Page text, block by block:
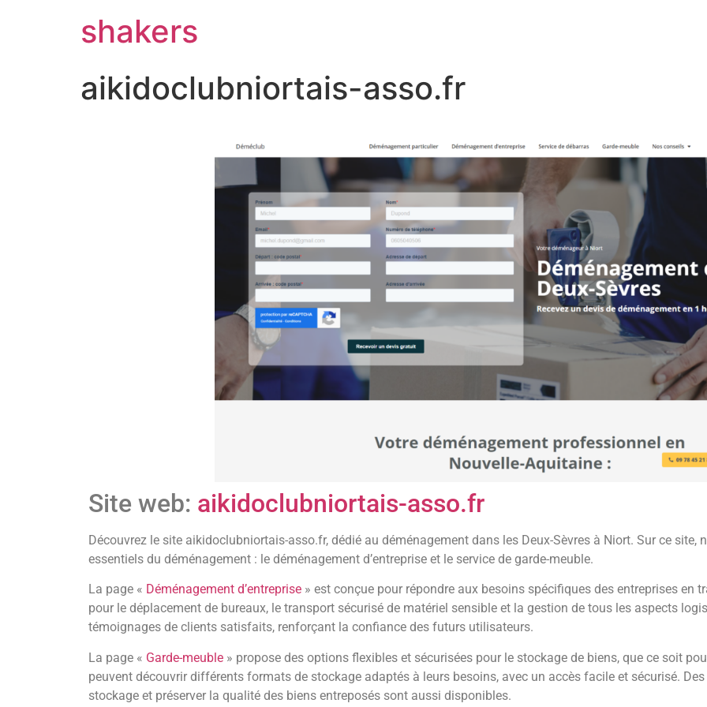
shakers
aikidoclubniortais-asso.fr
Site web: aikidoclubniortais-asso.fr
Découvrez le site aikidoclubniortais-asso.fr, dédié au déménagement dans les Deux-Sèvres à Niort. Sur ce
essentiels du déménagement : le déménagement d’entreprise et le service de garde-meuble.
La page « Déménagement d’entreprise » est conçue pour répondre aux besoins spécifiques des entreprises en
pour le déplacement de bureaux, le transport sécurisé de matériel sensible et la gestion de tous les aspects
témoignages de clients satisfaits, renforçant la confiance des futurs utilisateurs.
La page « Garde-meuble » propose des options flexibles et sécurisées pour le stockage de biens, que ce soit
peuvent découvrir différents formats de stockage adaptés à leurs besoins, avec un accès facile et sécurisé.
stockage et préserver la qualité des biens entreposés sont aussi disponibles.